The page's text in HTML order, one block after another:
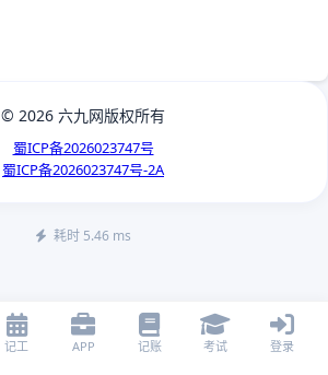
记工 APP 记账 考试 登录
© 2026 六九网版权所有
蜀ICP备2026023747号
蜀ICP备2026023747号-2A
耗时 5.46 ms